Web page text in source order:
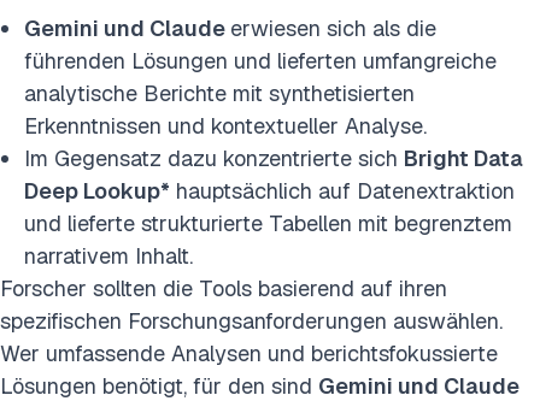
Gemini und Claude erwiesen sich als die
führenden Lösungen und lieferten umfangreiche
analytische Berichte mit synthetisierten
Erkenntnissen und kontextueller Analyse.
Im Gegensatz dazu konzentrierte sich Bright Data
Deep Lookup* hauptsächlich auf Datenextraktion
und lieferte strukturierte Tabellen mit begrenztem
narrativem Inhalt.
Forscher sollten die Tools basierend auf ihren
spezifischen Forschungsanforderungen auswählen.
Wer umfassende Analysen und berichtsfokussierte
Lösungen benötigt, für den sind Gemini und Claude